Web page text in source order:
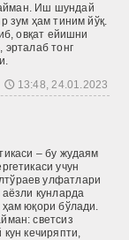
Иш шундай
зум ҳам тиним йўқ.
овқат ейишни
эрталаб тонг
13:48, 24.01.2023
– бу жудаям
учун
улфатлари
кунларда
ҳам юқори бўлади.
светсиз
кун кечиряпти,